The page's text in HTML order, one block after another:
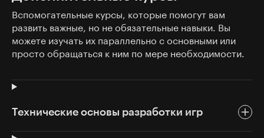
Вспомогательные курсы, которые помогут вам
развить важные, но не обязательные навыки. Вы
можете изучать их параллельно с основными или
просто обращаться к ним по мере необходимости.
Технические основы разработки игр